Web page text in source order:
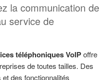
la communication de
service de
téléphoniques VoIPoffre
de toutes tailles. Des
des fonctionnalités